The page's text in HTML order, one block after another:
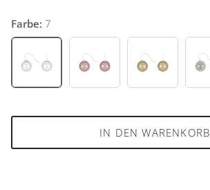
Farbe: 7
7 11 74
IN DEN WARENKORB